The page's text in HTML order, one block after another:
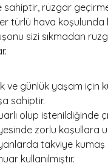
sahiptir, rüzgar
türlü hava
sizi sıkmadan
ve günlük yaşam için
sahiptir.
olup istenildiğinde
zorlu koşullara
takviye kumaş
kullanılmıştır.